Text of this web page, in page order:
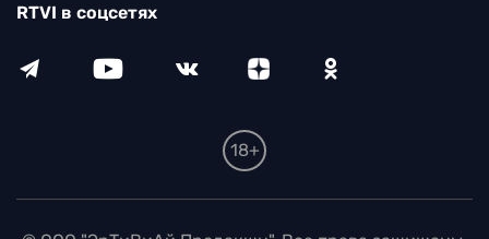
RTVI в соцсетях
18+